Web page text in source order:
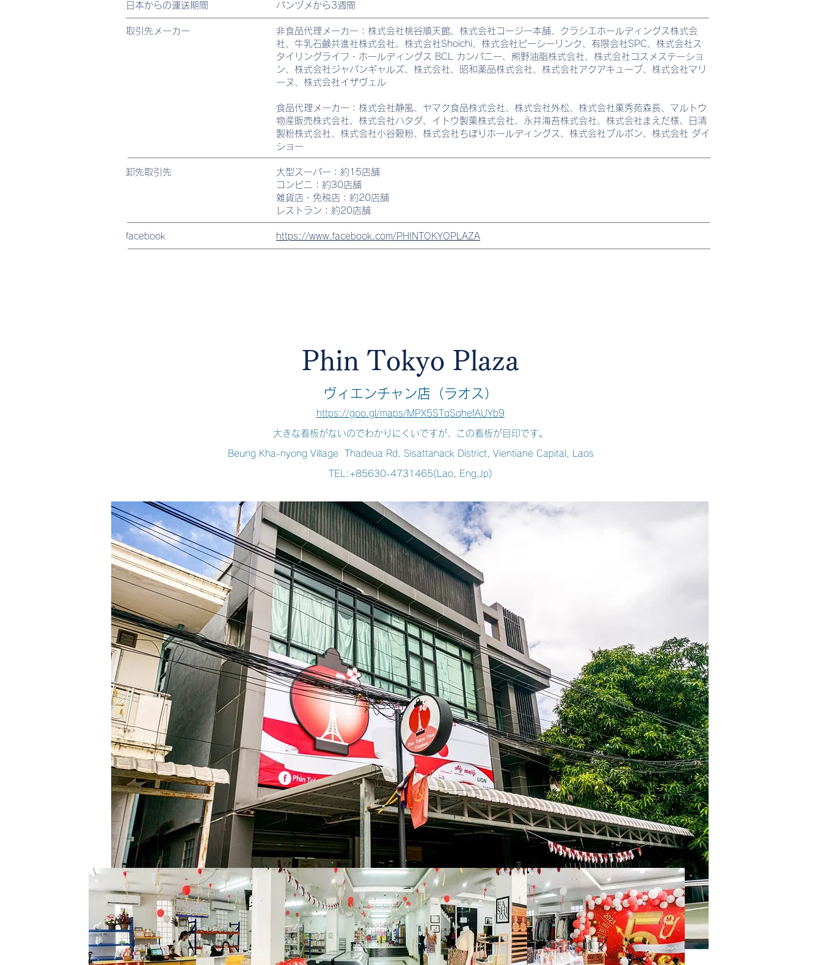
バンヅメから3週間
非食品代理メーカー：株式会社桃谷順天館、株式会社コージー本舗、クラシエホールディングス株式会
社、牛乳石鹸共進社株式会社、株式会社Shoichi、株式会社ビーシーリンク、有限会社SPC、株式会社ス
タイリングライフ・ホールディングス BCL カンパニー、熊野油脂株式会社、株式会社コスメステーショ
ン、株式会社ジャパンギャルズ、株式会社、昭和薬品株式会社、株式会社アクアキューブ、株式会社マリ
ーヌ、株式会社イザヴェル
食品代理メーカー：株式会社静風、ヤマク食品株式会社、株式会社外松、株式会社菓秀苑森長、マルトウ
物産販売株式会社、株式会社ハタダ、イトウ製菓株式会社、永井海苔株式会社、株式会社まえだ様、日清
製粉株式会社、株式会社小谷穀粉、株式会社ちぼりホールディングス、株式会社ブルボン、株式会社 ダイ
ショー
大型スーパー：約15店舗
コンビニ：約30店舗
雑貨店・免税店：約20店舗
レストラン：約20店舗
https://www.facebook.com/PHINTOKYOPLAZA
日本からの運送期間
取引先メーカー
卸先取引先
facebook
Phin Tokyo Plaza
ヴィエンチャン店（ラオス）
https://goo.gl/maps/MPX5STqSqhefAUYb9
大きな看板がないのでわかりにくいですが、 この看板が目印です。
Beung Kha-nyong Village Thadeua Rd. Sisattanack District, Vientiane Capital, Laos
TEL:+85630-4731465(Lao, Eng,Jp)